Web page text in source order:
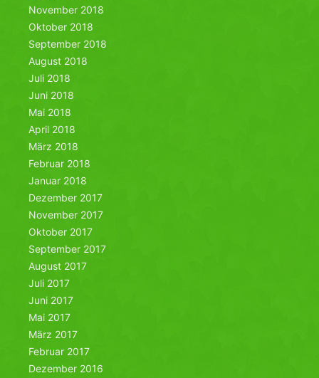
November 2018
Oktober 2018
September 2018
August 2018
Juli 2018
Juni 2018
Mai 2018
April 2018
März 2018
Februar 2018
Januar 2018
Dezember 2017
November 2017
Oktober 2017
September 2017
August 2017
Juli 2017
Juni 2017
Mai 2017
März 2017
Februar 2017
Dezember 2016